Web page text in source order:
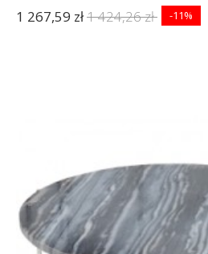
1 267,59 zł1 424,26 zł -11%